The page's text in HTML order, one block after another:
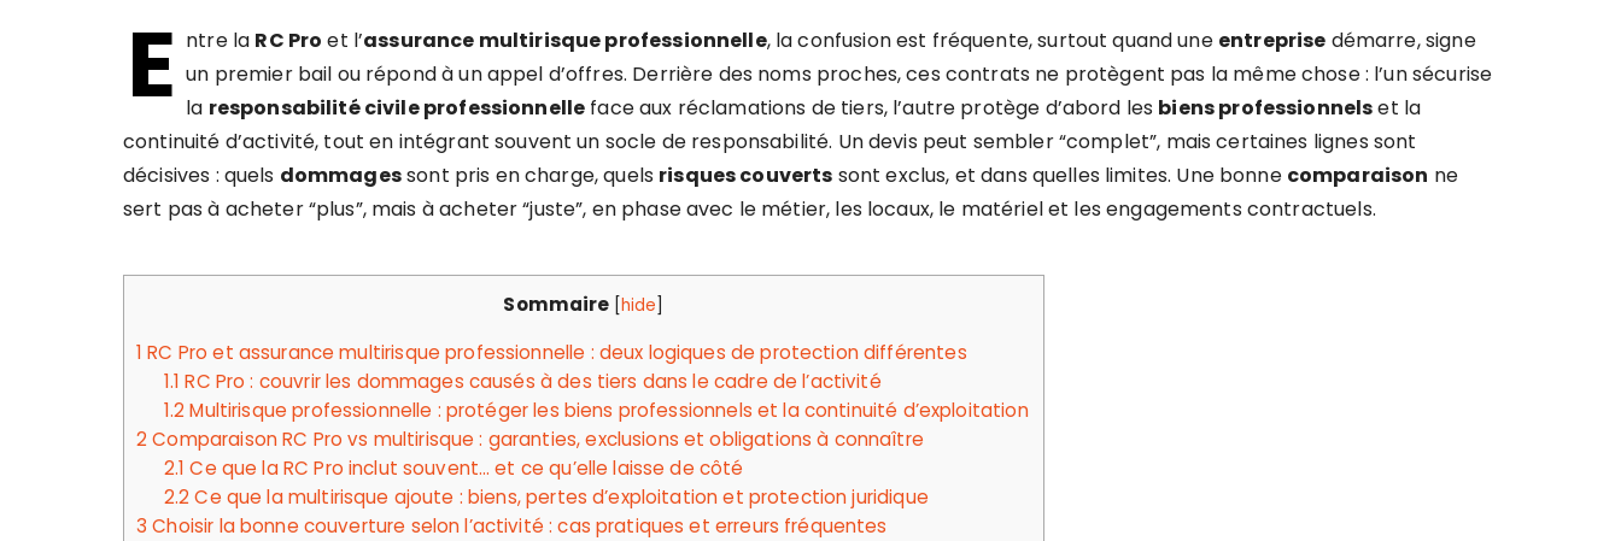
E ntre la RC Pro et l’assurance multirisque professionnelle, la confusion est fréquente, surtout quand une entreprise démarre, signe
un premier bail ou répond à un appel d’offres. Derrière des noms proches, ces contrats ne protègent pas la même chose : l’un sécurise
la responsabilité civile professionnelle face aux réclamations de tiers, l’autre protège d’abord les biens professionnelset la
continuité d’activité, tout en intégrant souvent un socle de responsabilité. Un devis peut sembler “complet”, mais certaines lignes sont
décisives : quels dommagessont pris en charge, quels risques couverts sont exclus, et dans quelles limites. Une bonne comparaison ne
sert pas à acheter “plus”, mais à acheter “juste”, en phase avec le métier, les locaux, le matériel et les engagements contractuels.
Sommaire [hide]
1 RC Pro et assurance multirisque professionnelle : deux logiques de protection différentes
1.1 RC Pro : couvrir les dommages causés à des tiers dans le cadre de l’activité
1.2Multirisque professionnelle : protéger les biens professionnels et la continuité d’exploitation
2Comparaison RC Pro vs multirisque : garanties, exclusions et obligations à connaître
2.1 Ce que la RC Pro inclut souvent… et ce qu’elle laisse de côté
2.2Ce que la multirisque ajoute : biens, pertes d’exploitation et protection juridique
3 Choisir la bonne couverture selon l’activité : cas pratiques et erreurs fréquentes